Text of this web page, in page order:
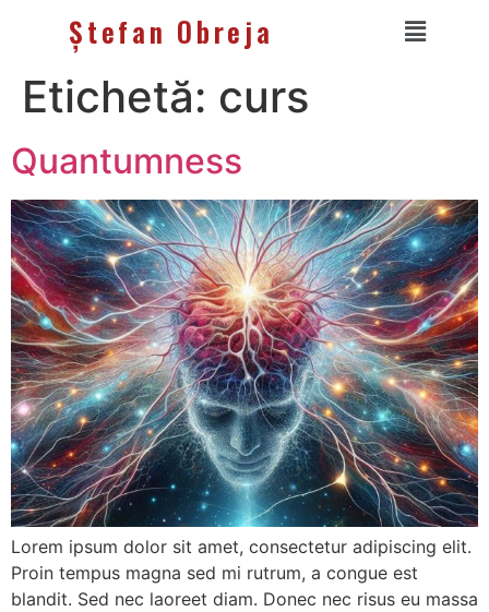
Ștefan Obreja
Etichetă: curs
Quantumness
Lorem ipsum dolor sit amet, consectetur adipiscing elit.
Proin tempus magna sed mi rutrum, a congue est
blandit. Sed nec laoreet diam. Donec nec risus eu massa